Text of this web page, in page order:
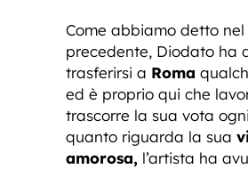
Come abbiamo detto
precedente, Diodato ha
trasferirsi a Roma
ed è proprio qui che
trascorre la sua vota
quanto riguarda la sua
amorosa, l’artista ha